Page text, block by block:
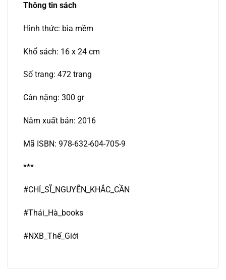
Thông tin sách
Hình thức: bìa mềm
Khổ sách: 16 x 24 cm
Số trang: 472 trang
Cân nặng: 300 gr
Năm xuất bản: 2016
Mã ISBN: 978-632-604-705-9
***
#CHÍ_SĨ_NGUYỄN_KHẮC_CẦN
#Thái_Hà_books
#NXB_Thế_Giới